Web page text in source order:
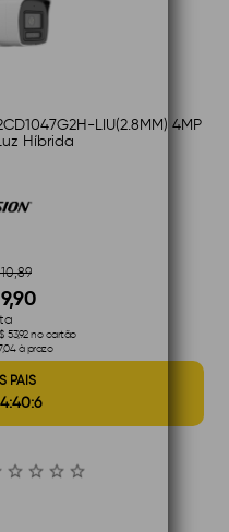
LIU(2.8MM) 4MP
Híbrida
53,92 no cartão
à prazo
PAIS